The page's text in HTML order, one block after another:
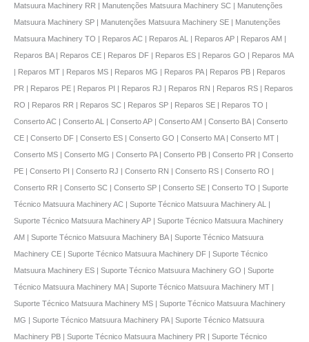
Matsuura Machinery RR | Manutenções Matsuura Machinery SC | Manutenções
Matsuura Machinery SP | Manutenções Matsuura Machinery SE | Manutenções
Matsuura Machinery TO | Reparos AC | Reparos AL | Reparos AP | Reparos AM |
Reparos BA | Reparos CE | Reparos DF | Reparos ES | Reparos GO | Reparos MA
| Reparos MT | Reparos MS | Reparos MG | Reparos PA | Reparos PB | Reparos
PR | Reparos PE | Reparos PI | Reparos RJ | Reparos RN | Reparos RS | Reparos
RO | Reparos RR | Reparos SC | Reparos SP | Reparos SE | Reparos TO |
Conserto AC | Conserto AL | Conserto AP | Conserto AM | Conserto BA | Conserto
CE | Conserto DF | Conserto ES | Conserto GO | Conserto MA | Conserto MT |
Conserto MS | Conserto MG | Conserto PA | Conserto PB | Conserto PR | Conserto
PE | Conserto PI | Conserto RJ | Conserto RN | Conserto RS | Conserto RO |
Conserto RR | Conserto SC | Conserto SP | Conserto SE | Conserto TO | Suporte
Técnico Matsuura Machinery AC | Suporte Técnico Matsuura Machinery AL |
Suporte Técnico Matsuura Machinery AP | Suporte Técnico Matsuura Machinery
AM | Suporte Técnico Matsuura Machinery BA | Suporte Técnico Matsuura
Machinery CE | Suporte Técnico Matsuura Machinery DF | Suporte Técnico
Matsuura Machinery ES | Suporte Técnico Matsuura Machinery GO | Suporte
Técnico Matsuura Machinery MA | Suporte Técnico Matsuura Machinery MT |
Suporte Técnico Matsuura Machinery MS | Suporte Técnico Matsuura Machinery
MG | Suporte Técnico Matsuura Machinery PA | Suporte Técnico Matsuura
Machinery PB | Suporte Técnico Matsuura Machinery PR | Suporte Técnico